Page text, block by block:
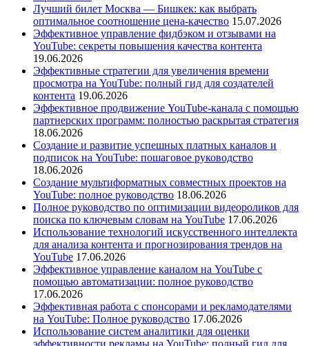
Лучший билет Москва — Бишкек: как выбрать
оптимальное соотношение цена-качество 15.07.2026
Эффективное управление фидбэком и отзывами на
YouTube: секреты повышения качества контента
19.06.2026
Эффективные стратегии для увеличения времени
просмотра на YouTube: полный гид для создателей
контента 19.06.2026
Эффективное продвижение YouTube-канала с помощью
партнерских программ: полностью раскрытая стратегия
18.06.2026
Создание и развитие успешных платных каналов и
подписок на YouTube: пошаговое руководство
18.06.2026
Создание мультиформатных совместных проектов на
YouTube: полное руководство 18.06.2026
Полное руководство по оптимизации видеороликов для
поиска по ключевым словам на YouTube 17.06.2026
Использование технологий искусственного интеллекта
для анализа контента и прогнозирования трендов на
YouTube 17.06.2026
Эффективное управление каналом на YouTube с
помощью автоматизации: полное руководство
17.06.2026
Эффективная работа с спонсорами и рекламодателями
на YouTube: Полное руководство 17.06.2026
Использование систем аналитики для оценки
эффективности рекламы на YouTube: полный гид для